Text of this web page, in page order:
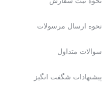
نحوه ارسال مرسولات
سوالات متداول
پیشنهادات شگفت انگیز